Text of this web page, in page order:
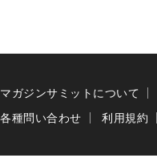
マガジンサミットについて
各種問い合わせ
利用規約